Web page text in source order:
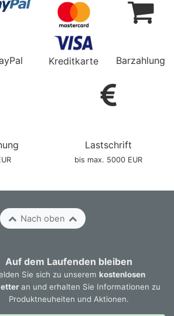
Kreditkarte Barzahlung
Lastschrift
bis max. 5000 EUR
Nach oben
Auf dem Laufenden bleiben
Sie sich zu unserem kostenlosen
an und erhalten Sie Informationen zu
Produktneuheiten und Aktionen.